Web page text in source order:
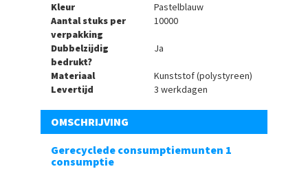
Kleur
Pastelblauw
Aantal stuks per
verpakking
10000
Dubbelzijdig
bedrukt?
Ja
Materiaal
Kunststof (polystyreen)
Levertijd
3 werkdagen
OMSCHRIJVING
Gerecyclede consumptiemunten 1
consumptie